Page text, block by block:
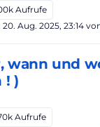
Aufrufe
20. Aug. 2025, 23:14
wann und
! )
Aufrufe